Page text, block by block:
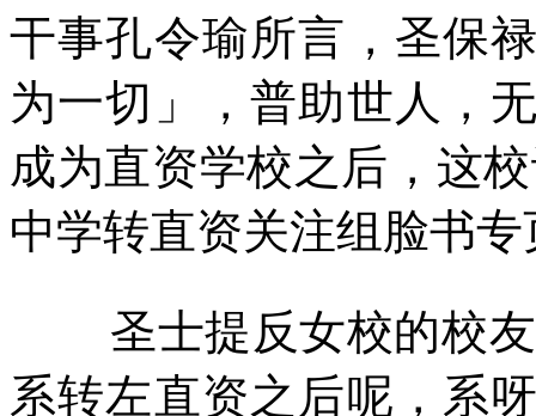
干事孔令瑜所言，圣保
为一切」，普助世人，
成为直资学校之后，这
中学转直资关注组脸书专
圣士提反女校的校
系转左直资之后呢，系